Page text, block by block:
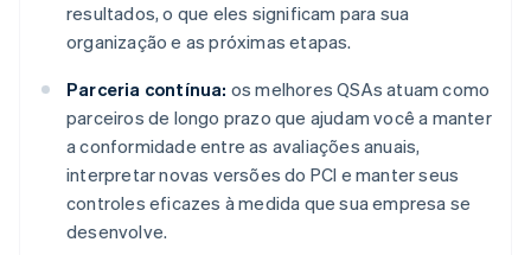
resultados, o que eles significam para sua
organização e as próximas etapas.
Parceria contínua: os melhores QSAs atuam como
parceiros de longo prazo que ajudam você a manter
a conformidade entre as avaliações anuais,
interpretar novas versões do PCI e manter seus
controles eficazes à medida que sua empresa se
desenvolve.